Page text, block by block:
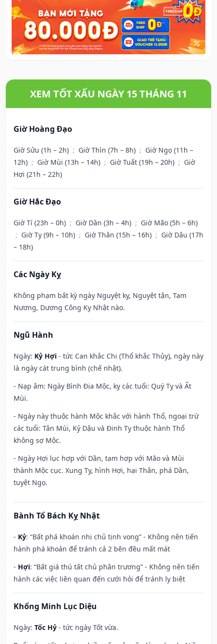
XEM TỐT XẤU NGÀY 15 THÁNG 11
Giờ Hoàng Đạo
Giờ Sửu (1h – 2h) ; Giờ Thìn (7h – 8h) ; Giờ Ngọ (11h –
12h) ; Giờ Mùi (13h – 14h) ; Giờ Tuất (19h – 20h) ; Giờ
Hợi (21h – 22h)
Giờ Hắc Đạo
Giờ Tí (23h – 0h) ; Giờ Dần (3h – 4h) ; Giờ Mão (5h – 6h)
; Giờ Tỵ (9h – 10h) ; Giờ Thân (15h – 16h) ; Giờ Dậu (17h
– 18h)
Các Ngày Kỵ
Không phạm bất kỳ ngày Nguyệt kỵ, Nguyệt tận, Tam
Nương, Dương Công Kỵ Nhật nào.
Ngũ Hành
Ngày: Kỷ Hợi - tức Can khắc Chi (Thổ khắc Thủy), ngày này
là ngày cát trung bình (chế nhật).
- Nạp âm: Ngày Bình Địa Mộc, kỵ các tuổi: Quý Tỵ và Ất
Mùi.
- Ngày này thuộc hành Mộc khắc với hành Thổ, ngoại trừ
các tuổi: Tân Mùi, Kỷ Dậu và Đinh Tỵ thuộc hành Thổ
không sợ Mộc.
- Ngày Hợi lục hợp với Dần, tam hợp với Mão và Mùi
thành Mộc cục. Xung Tỵ, hình Hợi, hại Thân, phá Dần,
tuyệt Ngọ.
Bành Tổ Bách Kỵ Nhật
- Kỷ: “Bất phá khoán nhị chủ tịnh vong” - Không nên tiến
hành phá khoán để tránh cả 2 bên đều mất mát
- Hợi: “Bất giá thú tất chủ phân trương” - Không nên tiến
hành các việc liên quan đến cưới hỏi để tránh ly biệt
Khổng Minh Lục Diệu
Ngày: Tốc Hỷ - tức ngày Tốt vừa.